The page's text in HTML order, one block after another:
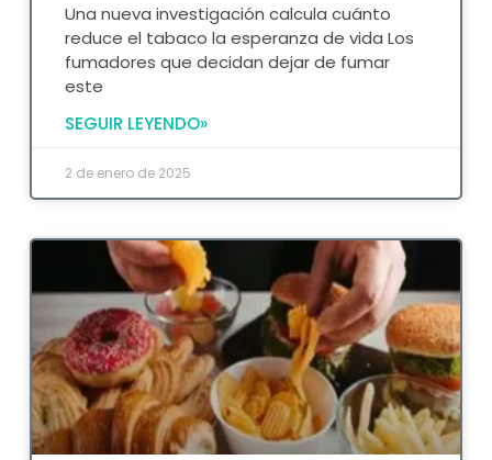
Una nueva investigación calcula cuánto
reduce el tabaco la esperanza de vida Los
fumadores que decidan dejar de fumar
este
SEGUIR LEYENDO»
2 de enero de 2025